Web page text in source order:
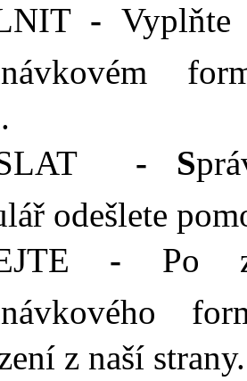
- Vyplňte
- S
odešlete
- Po
z naší strany.